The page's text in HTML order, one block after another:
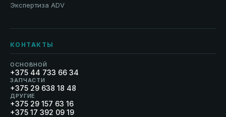
Экспертиза ADV
КОНТАКТЫ
ОСНОВНОЙ
+375 44 733 66 34
ЗАПЧАСТИ
+375 29 638 18 48
ДРУГИЕ
+375 29 157 63 16
+375 17 392 09 19